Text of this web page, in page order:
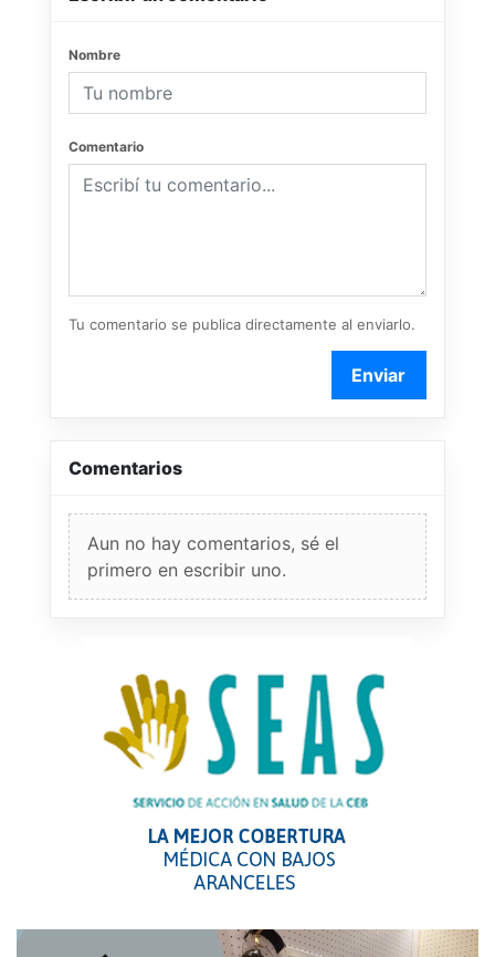
Nombre
Comentario
Tu comentario se publica directamente al enviarlo.
Enviar
Comentarios
Aun no hay comentarios, sé el
primero en escribir uno.